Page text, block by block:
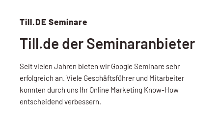
Till.DE Seminare
Till.de der Seminaranbieter
Seit vielen Jahren bieten wir Google Seminare sehr
erfolgreich an. Viele Geschäftsführer und Mitarbeiter
konnten durch uns Ihr Online Marketing Know-How
entscheidend verbessern.